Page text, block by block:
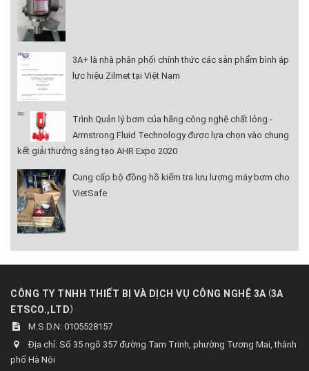
3A+ là nhà phân phối chính thức các sản phẩm bình áp
lực hiệu Zilmet tại Việt Nam
Trình Quản lý bơm của hãng công nghệ chất lỏng -
Armstrong Fluid Technology được lựa chọn vào chung
kết giải thưởng sáng tạo AHR Expo 2020
Cung cấp bộ đồng hồ kiểm tra lưu lượng máy bơm cho
VietSafe
CÔNG TY TNHH THIẾT BỊ VÀ DỊCH VỤ CÔNG NGHỆ 3A (3A
ETSCO.,LTD)
M.S.D.N: 0105528157
Địa chỉ: Số 35 ngõ 357 đường Tam Trinh, phường Tương Mai, thành
phố Hà Nội